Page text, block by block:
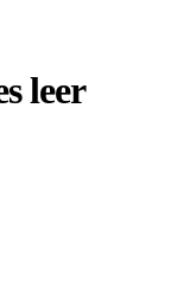
leer